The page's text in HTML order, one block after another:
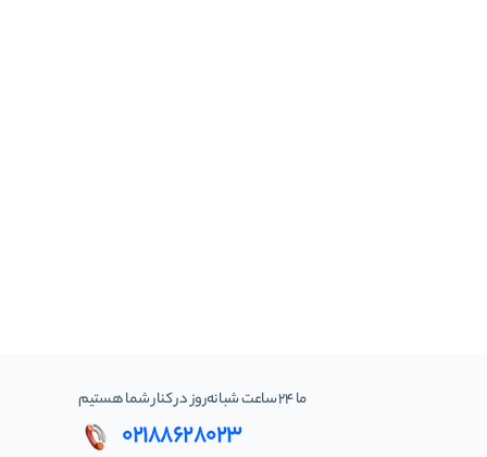
ما 24 ساعت شبانه‌روز در کنار شما هستیم
02188628023